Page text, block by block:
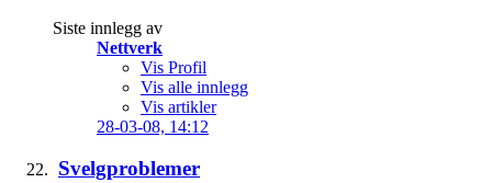
Siste innlegg av
Nettverk
Vis Profil
Vis alle innlegg
Vis artikler
28-03-08, 14:12
Svelgproblemer